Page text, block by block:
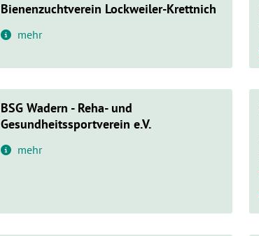
Bienenzuchtverein Lockweiler-Krettnich
mehr
BSG Wadern - Reha- und
Gesundheitssportverein e.V.
mehr